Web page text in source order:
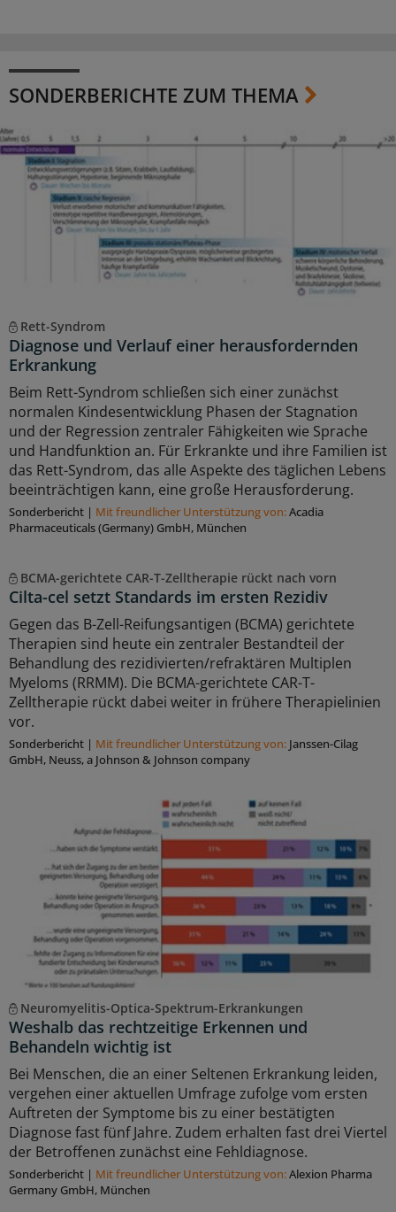
SONDERBERICHTE ZUM THEMA
Rett-Syndrom
Diagnose und Verlauf einer herausfordernden
Erkrankung
Beim Rett-Syndrom schließen sich einer zunächst
normalen Kindesentwicklung Phasen der Stagnation
und der Regression zentraler Fähigkeiten wie Sprache
und Handfunktion an. Für Erkrankte und ihre Familien ist
das Rett-Syndrom, das alle Aspekte des täglichen Lebens
beeinträchtigen kann, eine große Herausforderung.
Sonderbericht | Mit freundlicher Unterstützung von:Acadia
Pharmaceuticals (Germany) GmbH, München
BCMA-gerichtete CAR-T-Zelltherapie rückt nach vorn
Cilta-cel setzt Standards im ersten Rezidiv
Gegen das B-Zell-Reifungsantigen (BCMA) gerichtete
Therapien sind heute ein zentraler Bestandteil der
Behandlung des rezidivierten/refraktären Multiplen
Myeloms (RRMM). Die BCMA-gerichtete CAR-T-
Zelltherapie rückt dabei weiter in frühere Therapielinien
vor.
Sonderbericht | Mit freundlicher Unterstützung von: Janssen-Cilag
GmbH, Neuss, a Johnson & Johnson company
Neuromyelitis-Optica-Spektrum-Erkrankungen
Weshalb das rechtzeitige Erkennen und
Behandeln wichtig ist
Bei Menschen, die an einer Seltenen Erkrankung leiden,
vergehen einer aktuellen Umfrage zufolge vom ersten
Auftreten der Symptome bis zu einer bestätigten
Diagnose fast fünf Jahre. Zudem erhalten fast drei Viertel
der Betroffenen zunächst eine Fehldiagnose.
Sonderbericht | Mit freundlicher Unterstützung von:Alexion Pharma
Germany GmbH, München